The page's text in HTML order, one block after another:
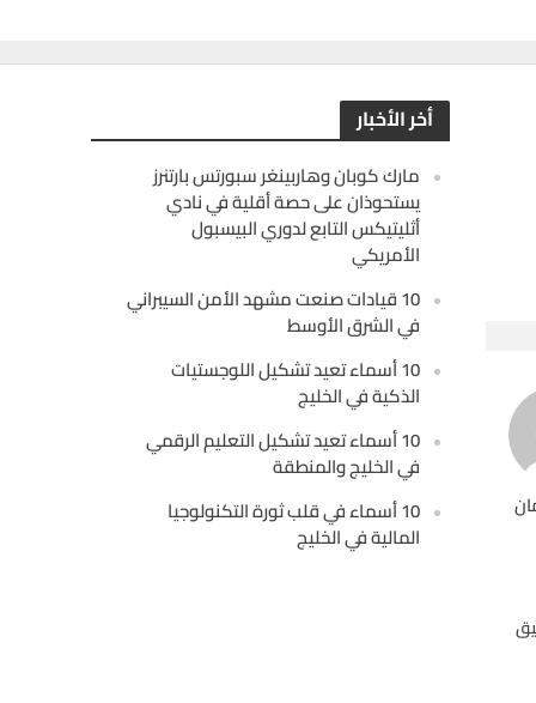
أخر الأخبار
مارك كوبان وهاربينغر سبورتس بارتنرز
يستحوذان على حصة أقلية في نادي
أثليتيكس التابع لدوري البيسبول
الأمريكي
10 قيادات صنعت مشهد الأمن السيبراني
في الشرق الأوسط
10 أسماء تعيد تشكيل اللوجستيات
الذكية في الخليج
10 أسماء تعيد تشكيل التعليم الرقمي
في الخليج والمنطقة
10 أسماء في قلب ثورة التكنولوجيا
المالية في الخليج